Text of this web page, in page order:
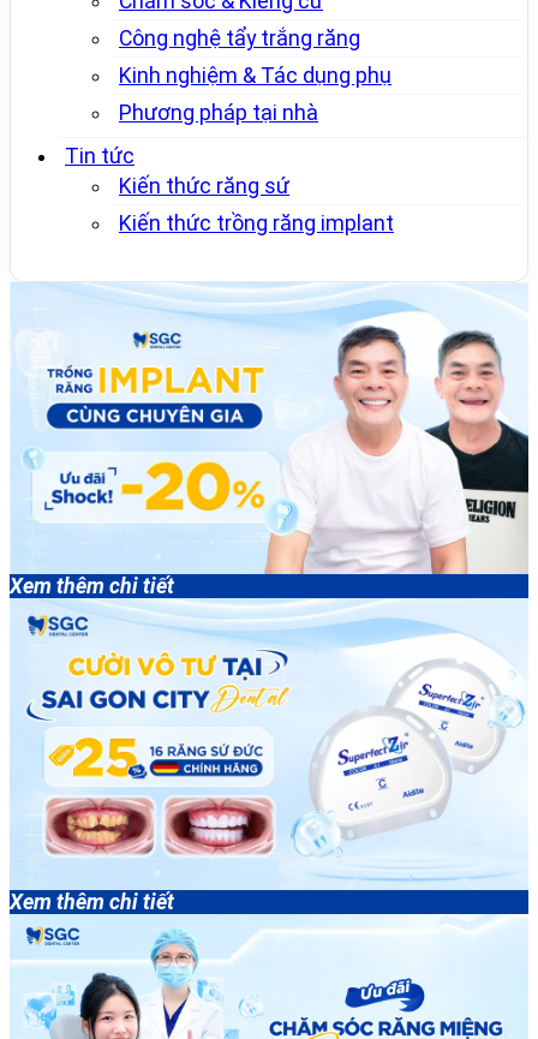
Công nghệ tẩy trắng răng
Kinh nghiệm & Tác dụng phụ
Phương pháp tại nhà
Tin tức
Kiến thức răng sứ
Kiến thức trồng răng implant
Xem thêm chi tiết
Xem thêm chi tiết